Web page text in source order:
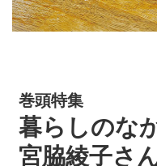
巻頭特集
暮らしのな
宮脇綾子さ